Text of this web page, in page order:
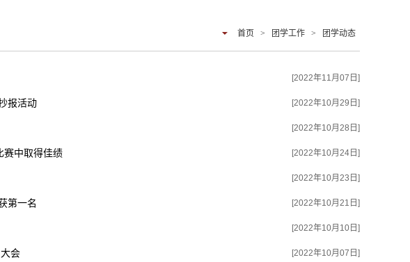
首页 > 团学工作 > 团学动态
[2022年11月07日]
报活动 [2022年10月29日]
[2022年10月28日]
赛中取得佳绩 [2022年10月24日]
[2022年10月23日]
第一名 [2022年10月21日]
[2022年10月10日]
会 [2022年10月07日]